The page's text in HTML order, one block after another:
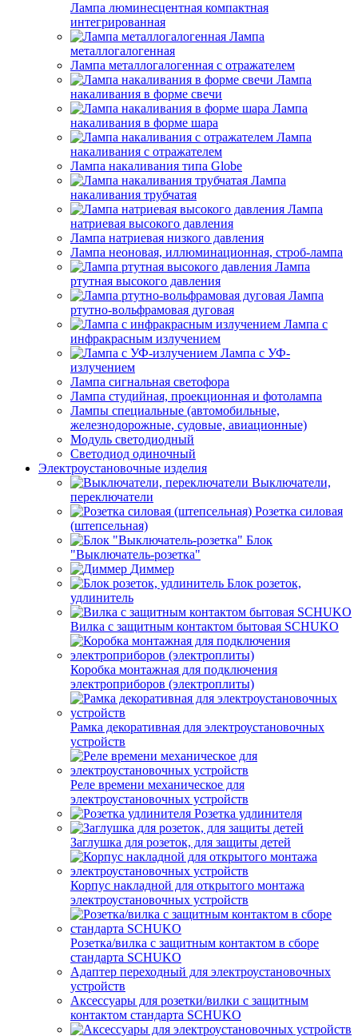
Лампа люминесцентная компактная
интегрированная
Лампа
металлогалогенная
Лампа металлогалогенная с отражателем
Лампа
накаливания в форме свечи
Лампа
накаливания в форме шара
Лампа
накаливания с отражателем
Лампа накаливания типа Globe
Лампа
накаливания трубчатая
Лампа
натриевая высокого давления
Лампа натриевая низкого давления
Лампа неоновая, иллюминационная, строб-лампа
Лампа
ртутная высокого давления
Лампа
ртутно-вольфрамовая дуговая
Лампа с
инфракрасным излучением
Лампа с УФ-
излучением
Лампа сигнальная светофора
Лампа студийная, проекционная и фотолампа
Лампы специальные (автомобильные,
железнодорожные, судовые, авиационные)
Модуль светодиодный
Светодиод одиночный
Электроустановочные изделия
Выключатели,
переключатели
Розетка силовая
(штепсельная)
Блок
"Выключатель-розетка"
Диммер
Блок розеток,
удлинитель
Вилка с защитным контактом бытовая SCHUKO
Коробка монтажная для подключения
электроприборов (электроплиты)
Рамка декоративная для электроустановочных
устройств
Реле времени механическое для
электроустановочных устройств
Розетка удлинителя
Заглушка для розеток, для защиты детей
Корпус накладной для открытого монтажа
электроустановочных устройств
Розетка/вилка с защитным контактом в сборе
стандарта SCHUKO
Адаптер переходный для электроустановочных
устройств
Аксессуары для розетки/вилки с защитным
контактом стандарта SCHUKO